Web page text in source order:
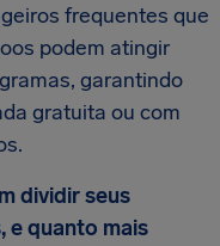
frequentes que
podem atingir
garantindo
gratuita ou com
dividir seus
e quanto mais